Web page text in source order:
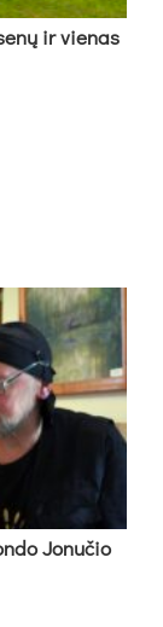
ir vie­nas
Jo­nu­čio